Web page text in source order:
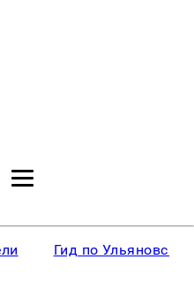
Гид по Ульяновску